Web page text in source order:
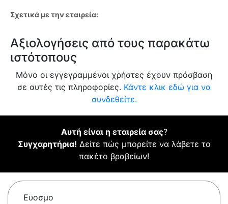
Σχετικά με την εταιρεία:
Αξιολογήσεις από τους παρακάτω
ιστότοπους
Μόνο οι εγγεγραμμένοι χρήστες έχουν πρόσβαση
σε αυτές τις πληροφορίες. Κάντε κλικ εδώ για να
συνδεθείτε.
Αυτή είναι η εταιρεία σας?
Συγχαρητήρια! Δείτε πώς μπορείτε να λάβετε το
πακέτο βραβείων!
Ευοσμο